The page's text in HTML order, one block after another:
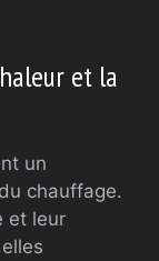
et la
un
chauffage.
et leur